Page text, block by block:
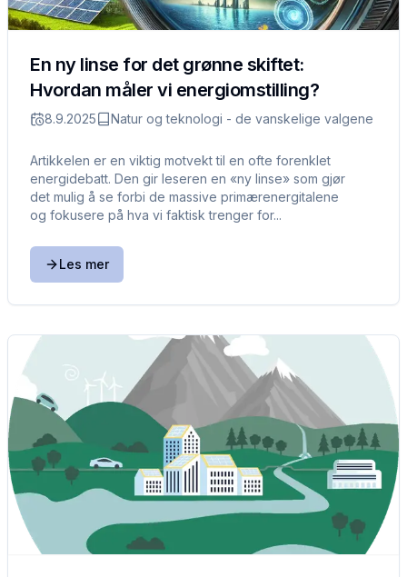
En ny linse for det grønne skiftet:
Hvordan måler vi energiomstilling?
8.9.2025 Natur og teknologi - de vanskelige valgene
Artikkelen er en viktig motvekt til en ofte forenklet
energidebatt. Den gir leseren en «ny linse» som gjør
det mulig å se forbi de massive primærenergitalene
og fokusere på hva vi faktisk trenger for...
Les mer